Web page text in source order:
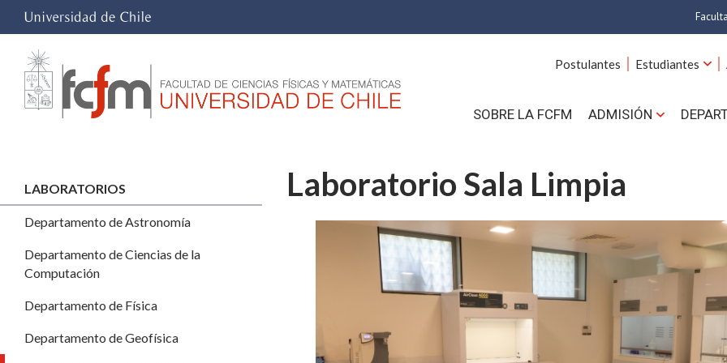
Postulantes Estudiantes
SOBRE LA FCFM ADMISIÓN
LABORATORIOS
Departamento de Astronomía
Departamento de Ciencias de la
Computación
Departamento de Física
Departamento de Geofísica
Laboratorio Sala Limpia